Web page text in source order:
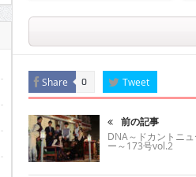
Share 0 Tweet
前の記事
DNA～ドカントニュ
ー～173号vol.2